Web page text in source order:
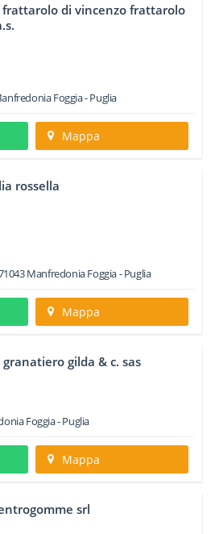
frattarolo di vincenzo frattarolo
Foggia -Puglia
Mappa
rossella
ManfredoniaFoggia -Puglia
Mappa
granatiero gilda & c. sas
Foggia -Puglia
Mappa
srl